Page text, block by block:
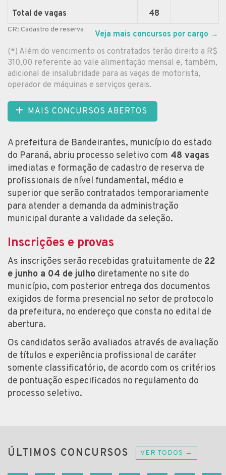
Total de vagas
48
CR: Cadastro de reserva Veja mais concursos por cargo →
(*) Além do vencimento os contratados terão direito a R$
310,00 referente ao vale alimentação mensal e, também,
adicional de insalubridade para as vagas de motorista,
operador de máquinas e serviços gerais.
MAIS CONCURSOS ABERTOS
A prefeitura de Bandeirantes, município do estado
do Paraná, abriu processo seletivo com 48 vagas
imediatas e formação de cadastro de reserva de
profissionais de nível fundamental, médio e
superior que serão contratados temporariamente
para atender a demanda da administração
municipal durante a validade da seleção.
Inscrições e provas
As inscrições serão recebidas gratuitamente de 22
e junho a 04 de julho diretamente no site do
município, com posterior entrega dos documentos
exigidos de forma presencial no setor de protocolo
da prefeitura, no endereço que consta no edital de
abertura.
Os candidatos serão avaliados através de avaliação
de títulos e experiência profissional de caráter
somente classificatório, de acordo com os critérios
de pontuação especificados no regulamento do
processo seletivo.
ÚLTIMOS CONCURSOS VER TODOS →